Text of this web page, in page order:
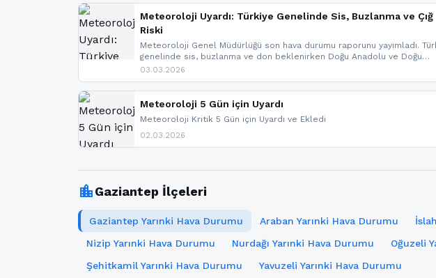
yaşanabileceği belirtiliyor.
Meteoroloji Uyardı: Türkiye Genelinde Sis, Buzlanma ve Çığ
Riski
Meteoroloji Genel Müdürlüğü son hava durumu raporunu yayımladı.
genelinde sis, buzlanma ve don beklenirken Doğu Anadolu ve Doğu
Karadeniz’in yüksek kesimlerinde çığ riski uyarısı yapıldı. İşte son
03.03.2026
Meteoroloji 5 Gün için Uyardı
Meteoroloji Kritik 5 Gün için Uyardı ve Ekledi
02.03.2026
location_cityGaziantep İlçeleri
Gaziantep Yarınki Hava Durumu Araban Yarınki Hava Durumu
Nizip Yarınki Hava Durumu
Nurdağı Yarınki Hava Durumu Oğuzeli
Şehitkamil Yarınki Hava Durumu
Yavuzeli Yarınki Hava Durumu